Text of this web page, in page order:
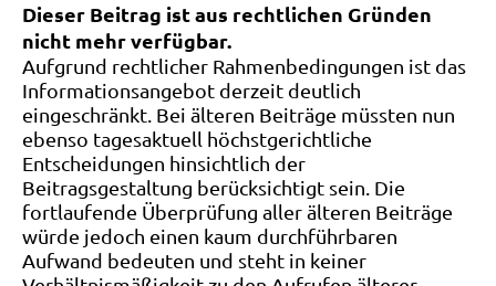
Dieser Beitrag ist aus rechtlichen Gründen
nicht mehr verfügbar.
Aufgrund rechtlicher Rahmenbedingungen ist das
Informationsangebot derzeit deutlich
eingeschränkt. Bei älteren Beiträge müssten nun
ebenso tagesaktuell höchstgerichtliche
Entscheidungen hinsichtlich der
Beitragsgestaltung berücksichtigt sein. Die
fortlaufende Überprüfung aller älteren Beiträge
würde jedoch einen kaum durchführbaren
Aufwand bedeuten und steht in keiner